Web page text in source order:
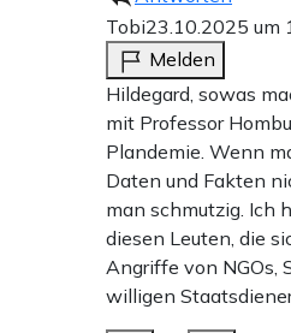
Tobi23.10.2025 um
Melden
Hildegard, sowas
mit Professor
Plandemie. Wenn
Daten und Fakten
man schmutzig. Ich
diesen Leuten, die
Angriffe von NGOs,
willigen